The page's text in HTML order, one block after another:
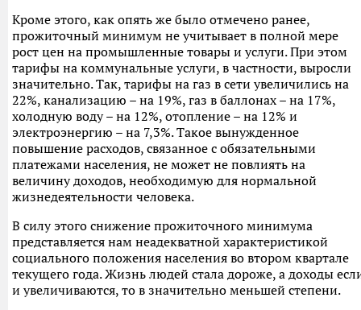
Кроме этого, как опять же было отмечено ранее,
прожиточный минимум не учитывает в полной мере
рост цен на промышленные товары и услуги. При этом
тарифы на коммунальные услуги, в частности, выросли
значительно. Так, тарифы на газ в сети увеличились на
22%, канализацию – на 19%, газ в баллонах – на 17%,
холодную воду – на 12%, отопление – на 12% и
электроэнергию – на 7,3%. Такое вынужденное
повышение расходов, связанное с обязательными
платежами населения, не может не повлиять на
величину доходов, необходимую для нормальной
жизнедеятельности человека.
В силу этого снижение прожиточного минимума
представляется нам неадекватной характеристикой
социального положения населения во втором квартале
текущего года. Жизнь людей стала дороже, а доходы
и увеличиваются, то в значительно меньшей степени.